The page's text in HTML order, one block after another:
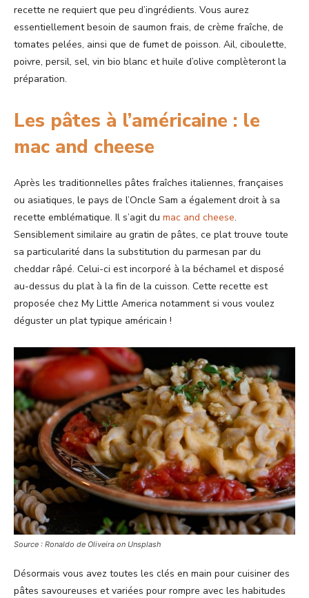
recette ne requiert que peu d’ingrédients. Vous aurez
essentiellement besoin de saumon frais, de crème fraîche, de
tomates pelées, ainsi que de fumet de poisson. Ail, ciboulette,
poivre, persil, sel, vin bio blanc et huile d’olive complèteront la
préparation.
Les pâtes à l’américaine : le
mac and cheese
Après les traditionnelles pâtes fraîches italiennes, françaises
ou asiatiques, le pays de l’Oncle Sam a également droit à sa
recette emblématique. Il s’agit du mac and cheese.
Sensiblement similaire au gratin de pâtes, ce plat trouve toute
sa particularité dans la substitution du parmesan par du
cheddar râpé. Celui-ci est incorporé à la béchamel et disposé
au-dessus du plat à la fin de la cuisson. Cette recette est
proposée chez My Little America notamment si vous voulez
déguster un plat typique américain !
Source : Ronaldo de Oliveira on Unsplash
Désormais vous avez toutes les clés en main pour cuisiner des
pâtes savoureuses et variées pour rompre avec les habitudes